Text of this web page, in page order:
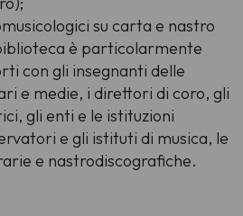
su carta e nastro
è particolarmente
con gli insegnanti delle
e medie, i direttori di coro, gli
gli enti e le istituzioni
e gli istituti di musica, le
e nastrodiscografiche.